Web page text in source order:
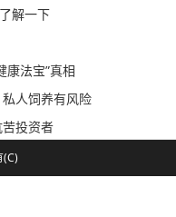
解一下
康法宝”真相
人饲养有风险
苦投资者